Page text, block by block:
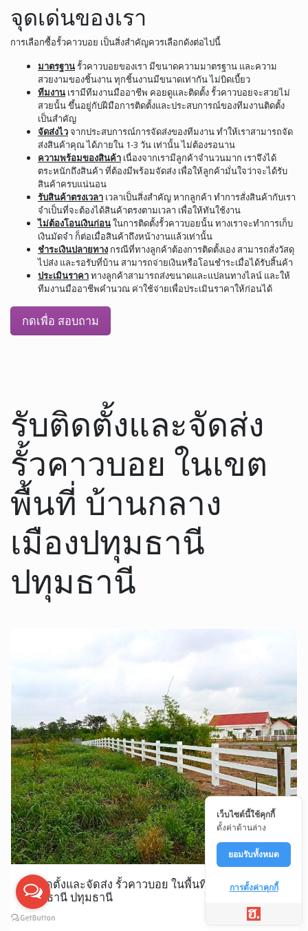
จุดเด่นของเรา
การเลือกซื้อรั้วคาวบอย เป็นสิ่งสำคัญควรเลือกดังต่อไปนี้
มาตรฐานรั้วคาวบอยของเรา มีขนาดความมาตรฐาน และความ
สวยงามของชิ้นงาน ทุกชิ้นงานมีขนาดเท่ากัน ไม่บิดเบี้ยว
ทีมงาน เรามีทีมงานมืออาชีพ คอยดูและติดตั้ง รั้วคาวบอยจะสวยไม่
สวยนั้น ขึ้นอยู่กับฝีมือการติดตั้งและประสบการณ์ของทีมงานติดตั้ง
เป็นสำคัญ
จัดส่งไวจากประสบการณ์การจัดส่งของทีมงาน ทำให้เราสามารถจัด
ส่งสินค้าคุณ ได้ภายใน 1-3 วัน เท่านั้น ไม่ต้องรอนาน
ความพร้อมของสินค้า เนื่องจากเรามีลูกค้าจำนวนมาก เราจึงได้
ตระหนักถึงสินค้า ที่ต้องมีพร้อมจัดส่ง เพื่อให้ลูกค้ามั่นใจว่าจะได้รับ
สินค้าครบแน่นอน
รับสินค้าตรงเวลา เวลาเป็นสิ่งสำคัญ หากลูกค้า ทำการสั่งสินค้ากับเรา
จำเป็นที่จะต้องได้สินค้าตรงตามเวลา เพื่อให้ทันใช้งาน
ไม่ต้องโอนเงินก่อนในการติดตั้งรั้วคาวบอยนั้น ทางเราจะทำการเก็บ
เงินมัดจำ ก็ต่อเมื่อสินค้าถึงหน้างานแล้วเท่านั้น
ชำระเงินปลายทาง กรณีที่ทางลูกค้าต้องการติดตั้งเอง สามารถสั่งวัสดุ
ไปส่ง และรอรับที่บ้าน สามารถจ่ายเงินหรือโอนชำระเมื่อได้รับสิ้นค้า
ประเมินราคาทางลูกค้าสามารถส่งขนาดและแปลนทางไลน์ และให้
ทีมงานมืออาชีพคำนวณ ค่าใช้จ่ายเพื่อประเมินราคาให้ก่อนได้
กดเพื่อ สอบถาม
รับติดตั้งและจัดส่ง
รั้วคาวบอย ในเขต
พื้นที่ บ้านกลาง
เมืองปทุมธานี
ปทุมธานี
รับติดตั้งและจัดส่ง รั้วคาวบอย ในพื้นที่ บ้านกลาง เมือง
ปทุมธานี ปทุมธานี
เว็บไซต์นี้ใช้คุกกี้
ตั้งค่าด้านล่าง
ยอมรับทั้งหมด
การตั้งค่าคุกกี้